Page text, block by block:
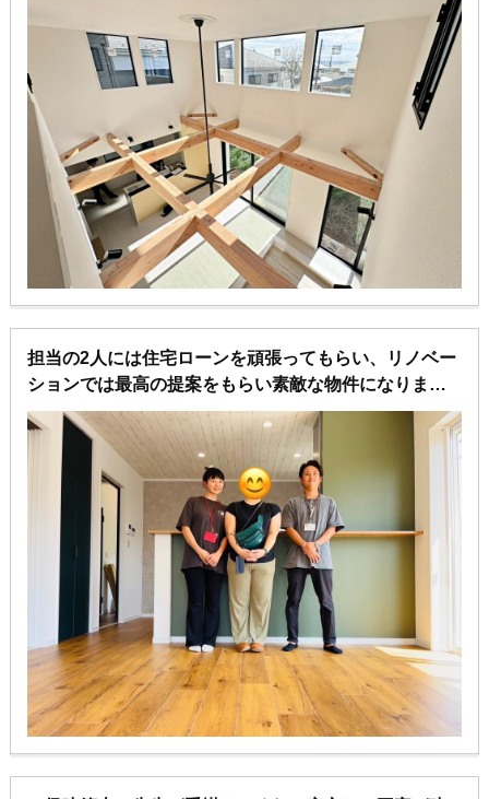
担当の2人には住宅ローンを頑張ってもらい、リノベー
ションでは最高の提案をもらい素敵な物件になりまし
た♪